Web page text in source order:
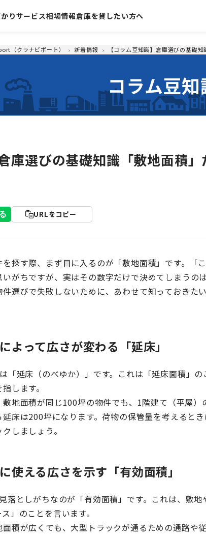
りサービス相場情報倉庫を貸したい方へ
（クラナビポート） 新着情報 【コラム豆知識】倉庫選びの基礎
コラム豆知
庫選びの基礎知識「敷地面積
URLをコピー
を探す際、まず目に入るのが「敷地面積」です。「
いがちですが、実はその数字だけで決めてしまうの
選びで失敗しないために、あわせて知っておきた
よって広さが変わる「延床」
「延床（のべゆか）」です。これは「延床面積」
します。
敷地面積が同じ100坪の物件でも、1階建て（平屋
延床は200坪になります。荷物の保管量を考えると
しましょう。
使える広さを示す「有効面積」
落としがちなのが「有効面積」です。これは、敷
」のことを言います。
面積が広くても、大型トラックが通るための通路や